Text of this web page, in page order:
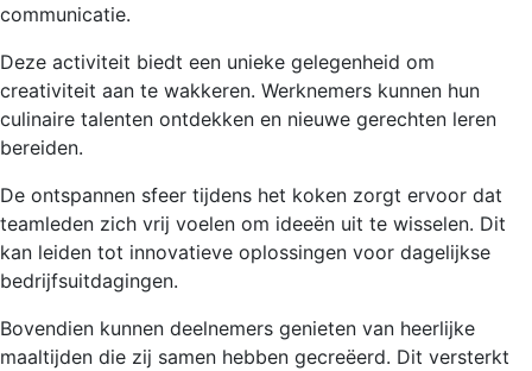
communicatie.
Deze activiteit biedt een unieke gelegenheid om
creativiteit aan te wakkeren. Werknemers kunnen hun
culinaire talenten ontdekken en nieuwe gerechten leren
bereiden.
De ontspannen sfeer tijdens het koken zorgt ervoor dat
teamleden zich vrij voelen om ideeën uit te wisselen. Dit
kan leiden tot innovatieve oplossingen voor dagelijkse
bedrijfsuitdagingen.
Bovendien kunnen deelnemers genieten van heerlijke
maaltijden die zij samen hebben gecreëerd. Dit versterkt